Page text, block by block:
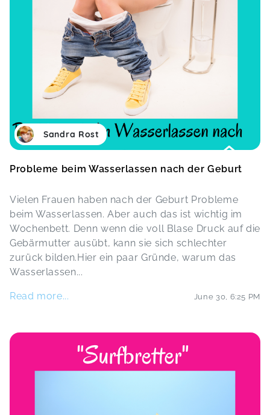
Sandra Rost
Probleme beim Wasserlassen nach der Geburt
Vielen Frauen haben nach der Geburt Probleme
beim Wasserlassen. Aber auch das ist wichtig im
Wochenbett. Denn wenn die voll Blase Druck auf die
Gebärmutter ausübt, kann sie sich schlechter
zurück bilden.Hier ein paar Gründe, warum das
Wasserlassen...
Read more... June 30 6:25 PM